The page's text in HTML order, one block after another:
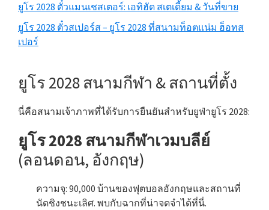
ยูโร 2028 ตั๋วแมนเชสเตอร์: เอทิฮัด สเตเดี้ยม & วันที่ขาย
ยูโร 2028 ตั๋วสเปอร์ส – ยูโร 2028 ที่สนามท็อตแน่ม ฮ็อทส
เปอร์
ยูโร 2028 สนามกีฬา & สถานที่ตั้ง
นี่คือสนามเจ้าภาพที่ได้รับการยืนยันสำหรับยูฟ่ายูโร 2028:
ยูโร 2028 สนามกีฬาเวมบลีย์
(ลอนดอน, อังกฤษ)
ความจุ: 90,000 บ้านของฟุตบอลอังกฤษและสถานที่
นัดชิงชนะเลิศ. พบกับฉากที่น่าจดจำได้ที่นี่.